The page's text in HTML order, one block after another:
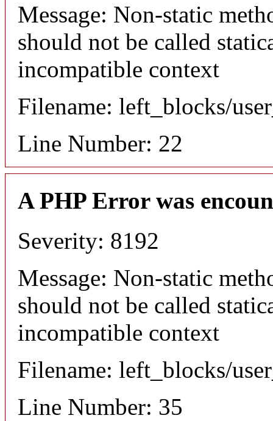
Message: Non-static
should not be called
incompatible context
Filename: left_blocks/
Line Number: 22
A PHP Error was
Severity: 8192
Message: Non-static
should not be called
incompatible context
Filename: left_blocks/
Line Number: 35